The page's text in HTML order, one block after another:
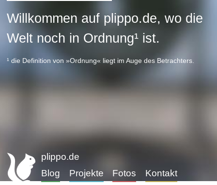
Willkommen auf plippo.de, wo die
Welt noch in Ordnung¹ ist.
¹ die Definition von »Ordnung« liegt im Auge des Betrachters.
plippo.de
Blog
Projekte Fotos Kontakt